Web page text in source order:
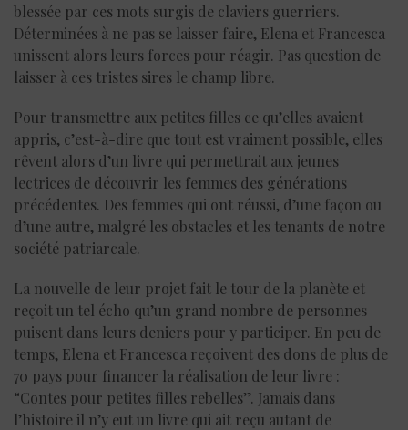
blessée par ces mots surgis de claviers guerriers.
Déterminées à ne pas se laisser faire, Elena et Francesca
unissent alors leurs forces pour réagir. Pas question de
laisser à ces tristes sires le champ libre.
Pour transmettre aux petites filles ce qu’elles avaient
appris, c’est-à-dire que tout est vraiment possible, elles
rêvent alors d’un livre qui permettrait aux jeunes
lectrices de découvrir les femmes des générations
précédentes. Des femmes qui ont réussi, d’une façon ou
d’une autre, malgré les obstacles et les tenants de notre
société patriarcale.
La nouvelle de leur projet fait le tour de la planète et
reçoit un tel écho qu’un grand nombre de personnes
puisent dans leurs deniers pour y participer. En peu de
temps, Elena et Francesca reçoivent des dons de plus de
70 pays pour financer la réalisation de leur livre :
“Contes pour petites filles rebelles”. Jamais dans
l’histoire il n’y eut un livre qui ait reçu autant de